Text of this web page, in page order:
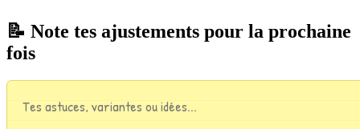
📝 Note tes ajustements pour la prochaine
fois